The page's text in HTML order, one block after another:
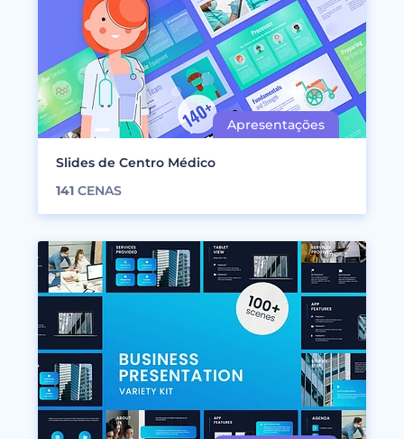
Slides de Centro Médico
141 CENAS